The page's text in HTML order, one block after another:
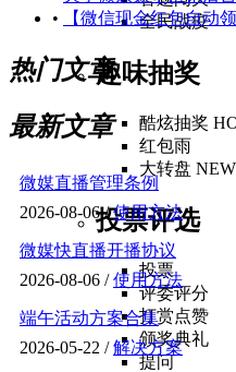
全民战疫
趣味抽奖
酷炫抽奖
红包雨
大转盘 NEW
投票评选
投票
评委评分
打赏点赞
颁奖典礼
提问
•
【微信现金红包自动
热门文章
最新文章
微媒直播管理条例
2026-08-06 /使用方法
微媒快直播开播协议
2026-08-06 /使用方法
端午活动方案合集
2026-05-22 /解决方案